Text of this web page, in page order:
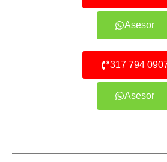
Asesor
317 794
Asesor